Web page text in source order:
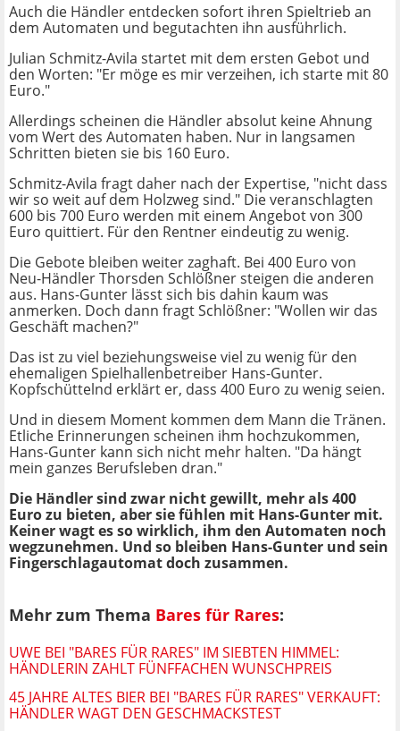
Auch die Händler entdecken sofort ihren Spieltrieb an
dem Automaten und begutachten ihn ausführlich.
Julian Schmitz-Avila startet mit dem ersten Gebot und
den Worten: "Er möge es mir verzeihen, ich starte mit 80
Euro."
Allerdings scheinen die Händler absolut keine Ahnung
vom Wert des Automaten haben. Nur in langsamen
Schritten bieten sie bis 160 Euro.
Schmitz-Avila fragt daher nach der Expertise, "nicht dass
wir so weit auf dem Holzweg sind." Die veranschlagten
600 bis 700 Euro werden mit einem Angebot von 300
Euro quittiert. Für den Rentner eindeutig zu wenig.
Die Gebote bleiben weiter zaghaft. Bei 400 Euro von
Neu-Händler Thorsden Schlößner steigen die anderen
aus. Hans-Gunter lässt sich bis dahin kaum was
anmerken. Doch dann fragt Schlößner: "Wollen wir das
Geschäft machen?"
Das ist zu viel beziehungsweise viel zu wenig für den
ehemaligen Spielhallenbetreiber Hans-Gunter.
Kopfschüttelnd erklärt er, dass 400 Euro zu wenig seien.
Und in diesem Moment kommen dem Mann die Tränen.
Etliche Erinnerungen scheinen ihm hochzukommen,
Hans-Gunter kann sich nicht mehr halten. "Da hängt
mein ganzes Berufsleben dran."
Die Händler sind zwar nicht gewillt, mehr als 400
Euro zu bieten, aber sie fühlen mit Hans-Gunter mit.
Keiner wagt es so wirklich, ihm den Automaten noch
wegzunehmen. Und so bleiben Hans-Gunter und sein
Fingerschlagautomat doch zusammen.
Mehr zum Thema Bares für Rares:
UWE BEI "BARES FÜR RARES" IM SIEBTEN HIMMEL:
HÄNDLERIN ZAHLT FÜNFFACHEN WUNSCHPREIS
45 JAHRE ALTES BIER BEI "BARES FÜR RARES" VERKAUFT:
HÄNDLER WAGT DEN GESCHMACKSTEST